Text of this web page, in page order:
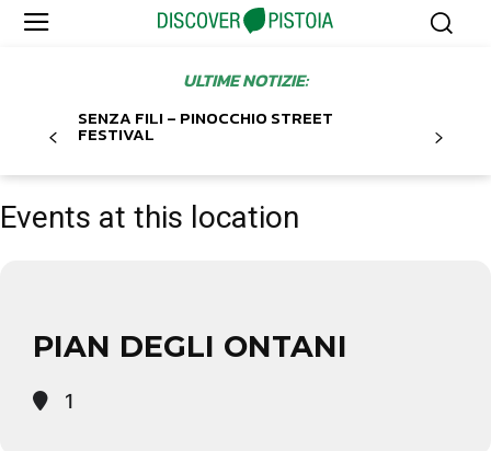
ULTIME NOTIZIE:
SENZA FILI – PINOCCHIO STREET
FESTIVAL
Events at this location
PIAN DEGLI ONTANI
1